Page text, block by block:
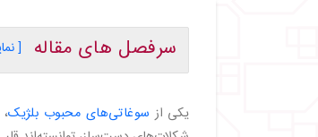
سرفصل های مقاله
[
・وافل بلژیکی: نماد شیرینی
ماتنتارت: گنجینه دسرهای
・
یکی از سوغاتی‌های محبوب بلژیک